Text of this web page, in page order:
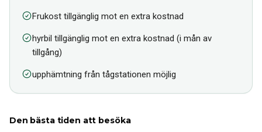
Frukost tillgänglig mot en extra kostnad
hyrbil tillgänglig mot en extra kostnad (i mån av
tillgång)
upphämtning från tågstationen möjlig
Den bästa tiden att besöka